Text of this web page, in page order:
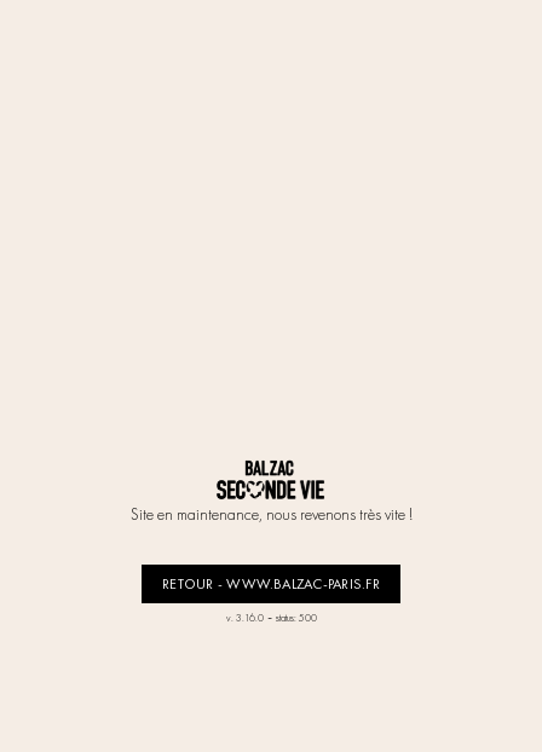
Site en maintenance, nous revenons très vite !
RETOUR - WWW.BALZAC-PARIS.FR
v. 3.16.0- status: 500